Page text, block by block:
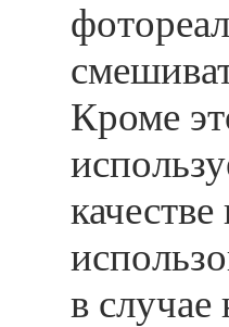
Кроме
в